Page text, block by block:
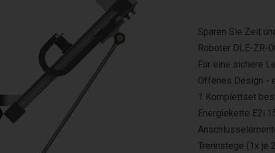
Sparen Sie Zeit
Roboter DLE-ZR-
Für eine sichere
Offenes Design -
1 Komplettset
Energiekette
Trennstege (1x je